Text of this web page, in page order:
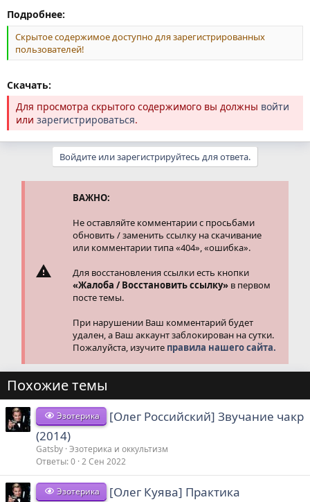
Подробнее:
Скрытое содержимое доступно для зарегистрированных
пользователей!
Скачать:
Для просмотра скрытого содержимого вы должны войти
или зарегистрироваться.
Войдите или зарегистрируйтесь для ответа.
ВАЖНО:
Не оставляйте комментарии с просьбами
обновить / заменить ссылку на скачивание
или комментарии типа «404», «ошибка».
Для восстановления ссылки есть кнопки
«Жалоба / Восстановить ссылку» в первом
посте темы.
При нарушении Ваш комментарий будет
удален, а Ваш аккаунт заблокирован на сутки.
Пожалуйста, изучите правила нашего сайта.
Похожие темы
Эзотерика
[Олег Российский] Звучание чакр
(2014)
Gatsby Эзотерика и оккультизм
Ответы 0 2 Сен 2022
Эзотерика
[Олег Куява] Практика